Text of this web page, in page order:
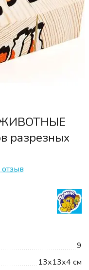
разрезных
9
13х13х4 см